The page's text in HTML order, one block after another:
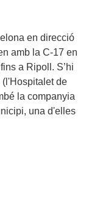
en direcció
amb la C-17 en
a Ripoll. S’hi
de
la companyia
una d'elles